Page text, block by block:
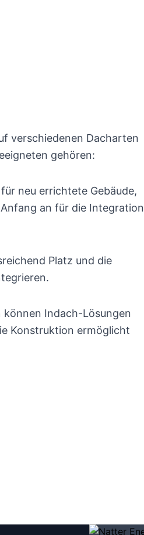
verschiedenen Dacharten
gehören:
neu errichtete Gebäude,
an für die Integration
Platz und die
können Indach-Lösungen
Konstruktion ermöglicht